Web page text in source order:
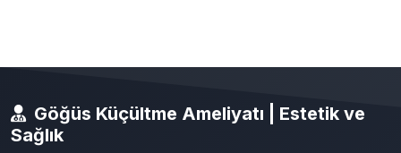
Göğüs Küçültme Ameliyatı | Estetik ve
Sağlık